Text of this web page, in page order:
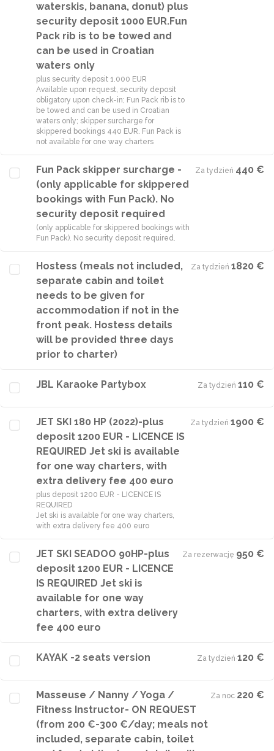
waterskis, banana, donut) plus
security deposit 1000 EUR.Fun
Pack rib is to be towed and
can be used in Croatian
waters only
plus security deposit 1.000 EUR
Available upon request, security deposit
obligatory upon check-in; Fun Pack rib is to
be towed and can be used in Croatian
waters only; skipper surcharge for
skippered bookings 440 EUR. Fun Pack is
not available for one way charters
Fun Pack skipper surcharge -
(only applicable for skippered
bookings with Fun Pack). No
security deposit required
(only applicable for skippered bookings with
Fun Pack). No security deposit required.
Za tydzień·440 €
Hostess (meals not included,
separate cabin and toilet
needs to be given for
accommodation if not in the
front peak. Hostess details
will be provided three days
prior to charter)
Za tydzień·1820 €
JBL Karaoke Partybox Za tydzień·110 €
JET SKI 180 HP (2022)-plus
deposit 1200 EUR - LICENCE IS
REQUIRED Jet ski is available
for one way charters, with
extra delivery fee 400 euro
plus deposit 1200 EUR - LICENCE IS
REQUIRED
Jet ski is available for one way charters,
with extra delivery fee 400 euro
Za tydzień·1900 €
JET SKI SEADOO 90HP-plus
deposit 1200 EUR - LICENCE
IS REQUIRED Jet ski is
available for one way
charters, with extra delivery
fee 400 euro
Za rezerwację·950 €
KAYAK -2 seats version Za tydzień·120 €
Masseuse / Nanny / Yoga /
Fitness Instructor- ON REQUEST
(from 200 €-300 €/day; meals not
included, separate cabin, toilet
Za noc·220 €